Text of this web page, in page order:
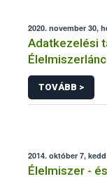
2020. november 30,
Adatkezelési
Rendszerben
intézhető
TOVÁBB >
2014. október 7, kedd
Élelmiszer -